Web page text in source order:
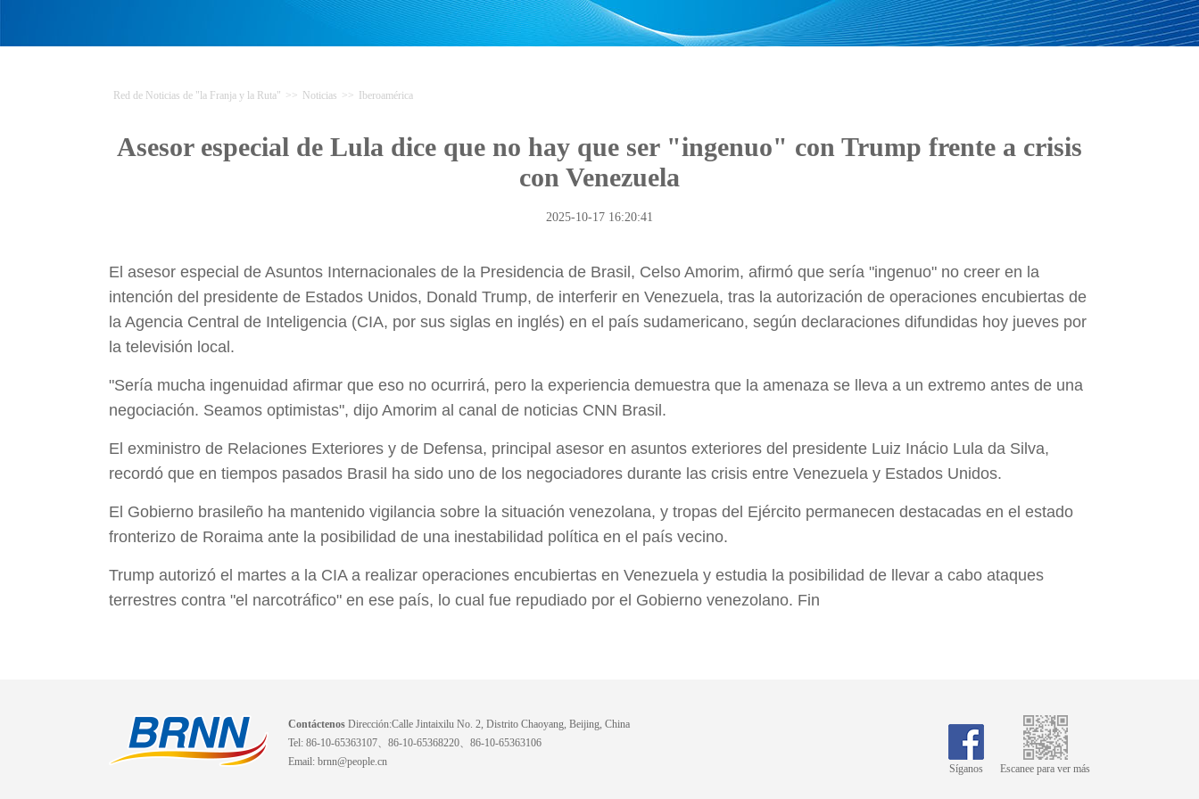
Red de Noticias de "la Franja y la Ruta" >> Noticias >> Iberoamérica
Asesor especial de Lula dice que no hay que ser "ingenuo" con Trump frente a crisis
con Venezuela
2025-10-17 16:20:41
El asesor especial de Asuntos Internacionales de la Presidencia de Brasil, Celso Amorim, afirmó que sería "ingenuo" no creer en la
intención del presidente de Estados Unidos, Donald Trump, de interferir en Venezuela, tras la autorización de operaciones encubiertas de
la Agencia Central de Inteligencia (CIA, por sus siglas en inglés) en el país sudamericano, según declaraciones difundidas hoy jueves por
la televisión local.
"Sería mucha ingenuidad afirmar que eso no ocurrirá, pero la experiencia demuestra que la amenaza se lleva a un extremo antes de una
negociación. Seamos optimistas", dijo Amorim al canal de noticias CNN Brasil.
El exministro de Relaciones Exteriores y de Defensa, principal asesor en asuntos exteriores del presidente Luiz Inácio Lula da Silva,
recordó que en tiempos pasados Brasil ha sido uno de los negociadores durante las crisis entre Venezuela y Estados Unidos.
El Gobierno brasileño ha mantenido vigilancia sobre la situación venezolana, y tropas del Ejército permanecen destacadas en el estado
fronterizo de Roraima ante la posibilidad de una inestabilidad política en el país vecino.
Trump autorizó el martes a la CIA a realizar operaciones encubiertas en Venezuela y estudia la posibilidad de llevar a cabo ataques
terrestres contra "el narcotráfico" en ese país, lo cual fue repudiado por el Gobierno venezolano. Fin
Contáctenos Dirección:Calle Jintaixilu No. 2, Distrito Chaoyang, Beijing, China
Tel: 86-10-65363107、86-10-65368220、86-10-65363106
Email: brnn@people.cn
Síganos Escanee para ver más